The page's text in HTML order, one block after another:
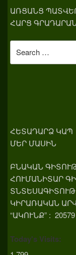
ԱՌՑԱՆՑ
ՀԱՐՑ
for:
ՀԵՏԱԴԱՐՁ ԿԱՊ
ՄԵՐ ՄԱՍԻՆ
ԲՆԱԿԱՆ
ՀՈՒՄԱՆԻՏԱՐ
ԿԻՐԱՌԱԿԱՆ
“ԱԿՈՒՆՔ” : 20579
Today's Visits: